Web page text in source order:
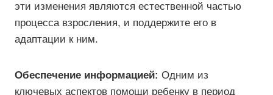
эти изменения являются естественной частью
процесса взросления, и поддержите его в
адаптации к ним.
Обеспечение информацией: Одним из
ключевых аспектов помощи ребенку в период